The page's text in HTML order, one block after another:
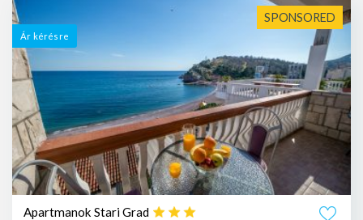
SPONSORED
Ár kérésre
Apartmanok Stari Grad